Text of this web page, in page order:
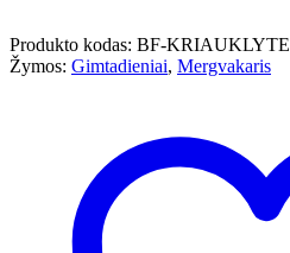
Produkto kodas: BF-KRIAUKLYTE
Žymos: Gimtadieniai, Mergvakaris